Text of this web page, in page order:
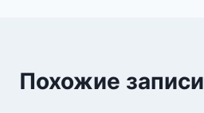
Похожие записи